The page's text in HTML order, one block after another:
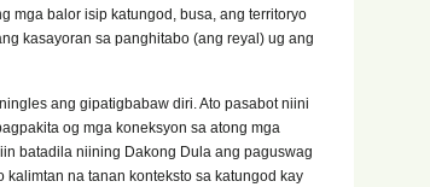
mga balor isip katungod, busa, ang territoryo
kasayoran sa panghitabo (ang reyal) ug ang
ang gipatigbabaw diri. Ato pasabot niini
og mga koneksyon sa atong mga
batadila niining Dakong Dula ang paguswag
na tanan konteksto sa katungod kay